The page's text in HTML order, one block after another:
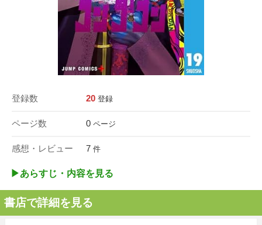
登録数 20 登録
ページ数 0 ページ
感想・レビュー 7 件
▶︎あらすじ・内容を見る
書店で詳細を見る